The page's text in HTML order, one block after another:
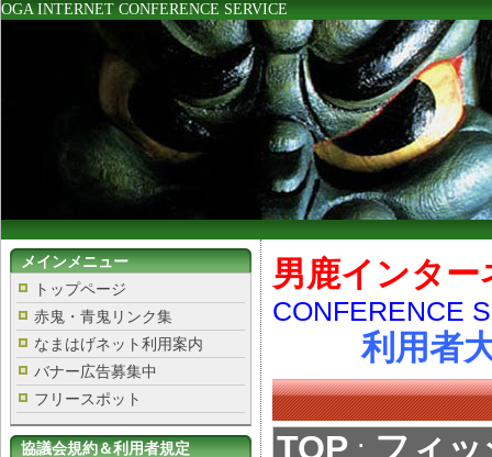
OGA INTERNET CONFERENCE SERVICE
メインメニュー
トップページ
赤鬼・青鬼リンク集
なまはげネット利用案内
バナー広告募集中
フリースポット
協議会規約＆利用者規定
男鹿インタ
CONFERENCE
利用者
TOP : フィ